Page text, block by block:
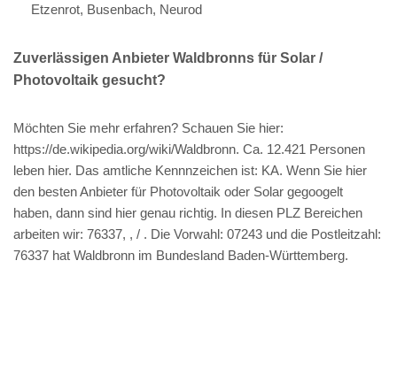
Etzenrot, Busenbach, Neurod
Zuverlässigen Anbieter Waldbronns für Solar /
Photovoltaik gesucht?
Möchten Sie mehr erfahren? Schauen Sie hier:
https://de.wikipedia.org/wiki/Waldbronn. Ca. 12.421 Personen
leben hier. Das amtliche Kennnzeichen ist: KA. Wenn Sie hier
den besten Anbieter für Photovoltaik oder Solar gegoogelt
haben, dann sind hier genau richtig. In diesen PLZ Bereichen
arbeiten wir: 76337, , / . Die Vorwahl: 07243 und die Postleitzahl:
76337 hat Waldbronn im Bundesland Baden-Württemberg.